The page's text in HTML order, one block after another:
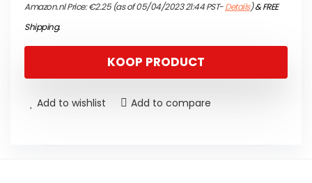
Amazon.nl Price:€2.25(as of 05/04/2023 21:44 PST-Details)&FREE
Shipping.
KOOP PRODUCT
Add to wishlist Add to compare